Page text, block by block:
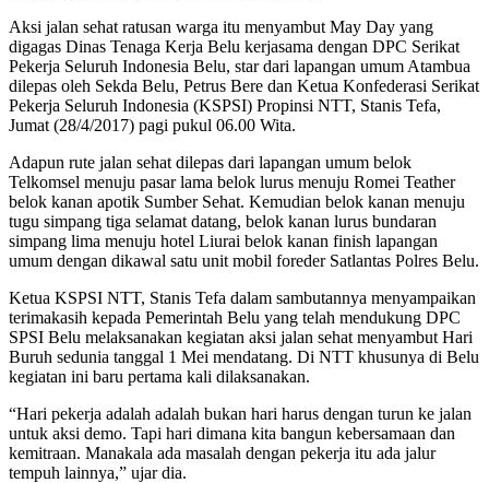
Aksi jalan sehat ratusan warga itu menyambut May Day yang
digagas Dinas Tenaga Kerja Belu kerjasama dengan DPC Serikat
Pekerja Seluruh Indonesia Belu, star dari lapangan umum Atambua
dilepas oleh Sekda Belu, Petrus Bere dan Ketua Konfederasi Serikat
Pekerja Seluruh Indonesia (KSPSI) Propinsi NTT, Stanis Tefa,
Jumat (28/4/2017) pagi pukul 06.00 Wita.
Adapun rute jalan sehat dilepas dari lapangan umum belok
Telkomsel menuju pasar lama belok lurus menuju Romei Teather
belok kanan apotik Sumber Sehat. Kemudian belok kanan menuju
tugu simpang tiga selamat datang, belok kanan lurus bundaran
simpang lima menuju hotel Liurai belok kanan finish lapangan
umum dengan dikawal satu unit mobil foreder Satlantas Polres Belu.
Ketua KSPSI NTT, Stanis Tefa dalam sambutannya menyampaikan
terimakasih kepada Pemerintah Belu yang telah mendukung DPC
SPSI Belu melaksanakan kegiatan aksi jalan sehat menyambut Hari
Buruh sedunia tanggal 1 Mei mendatang. Di NTT khusunya di Belu
kegiatan ini baru pertama kali dilaksanakan.
“Hari pekerja adalah adalah bukan hari harus dengan turun ke jalan
untuk aksi demo. Tapi hari dimana kita bangun kebersamaan dan
kemitraan. Manakala ada masalah dengan pekerja itu ada jalur
tempuh lainnya,” ujar dia.